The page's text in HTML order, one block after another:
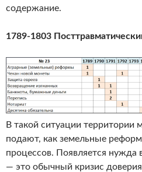
содержание.
1789-1803
В такой ситуации территории
подают, как земельные
процессов. Появляется нужда
— это обычный кризис